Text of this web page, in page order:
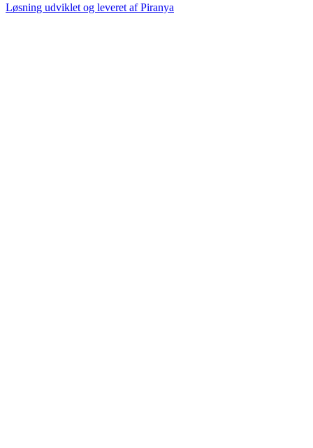
Løsning udviklet og leveret afPiranya